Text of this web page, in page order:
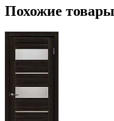
Похожие